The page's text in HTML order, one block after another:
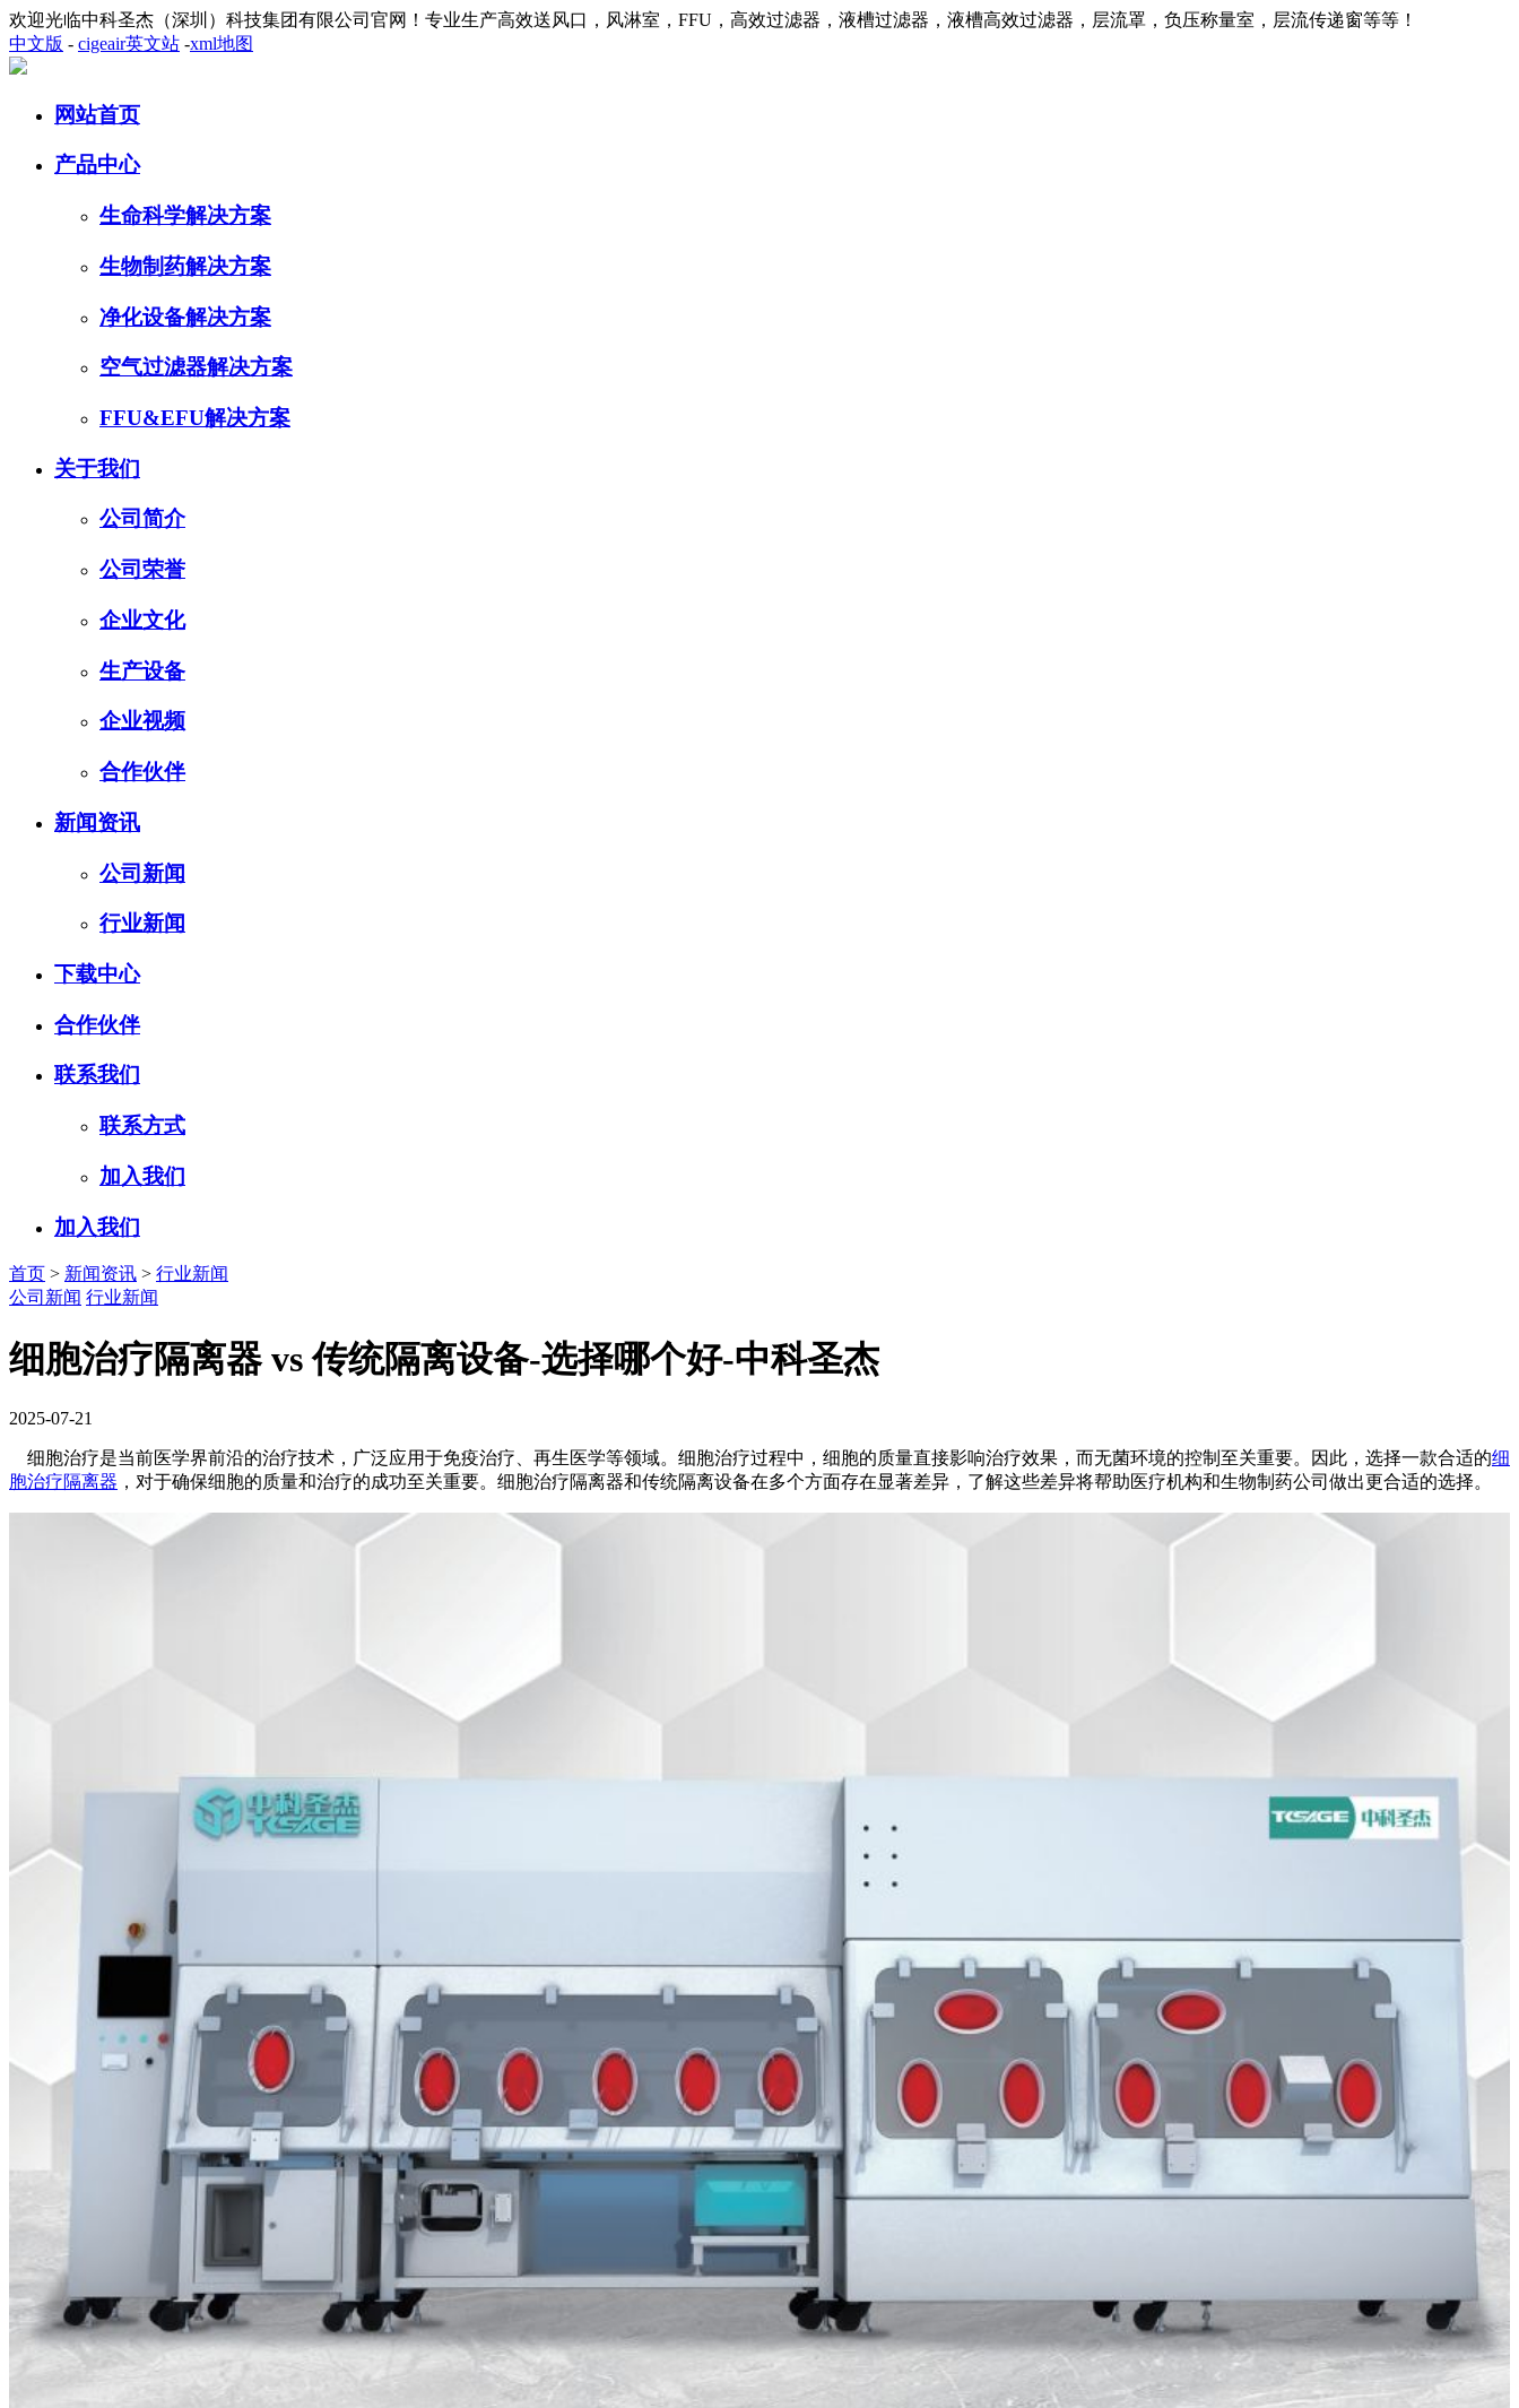
欢迎光临中科圣杰（深圳）科技集团有限公司官网！专业生产高效送风口，风淋室，FFU，高效过滤器，液槽过滤器，液槽高效过滤器，层流罩，负压称量室，层流传递窗等等！
中文版 - cigeair英文站 -xml地图
网站首页
产品中心
生命科学解决方案
生物制药解决方案
净化设备解决方案
空气过滤器解决方案
FFU&EFU解决方案
关于我们
公司简介
公司荣誉
企业文化
生产设备
企业视频
合作伙伴
新闻资讯
公司新闻
行业新闻
下载中心
合作伙伴
联系我们
联系方式
加入我们
加入我们
首页 > 新闻资讯 > 行业新闻
公司新闻 行业新闻
细胞治疗隔离器 vs 传统隔离设备-选择哪个好-中科圣杰
2025-07-21
细胞治疗是当前医学界前沿的治疗技术，广泛应用于免疫治疗、再生医学等领域。细胞治疗过程中，细胞的质量直接影响治疗效果，而无菌环境的控制至关重要。因此，选择一款合适的细
胞治疗隔离器 ，对于确保细胞的质量和治疗的成功至关重要。细胞治疗隔离器和传统隔离设备在多个方面存在显著差异，了解这些差异将帮助医疗机构和生物制药公司做出更合适的选择。